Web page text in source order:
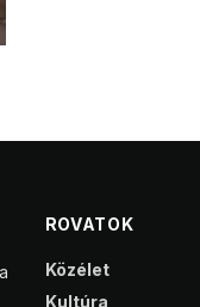
ROVATOK
Közélet
Kultúra